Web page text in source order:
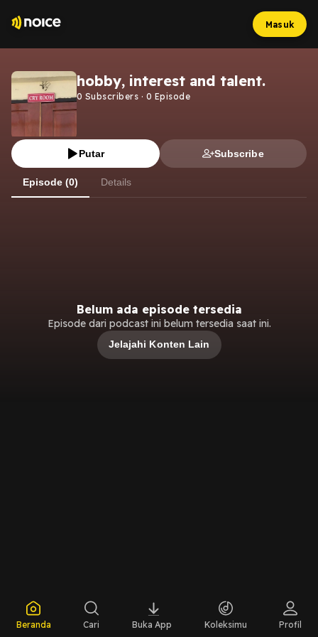
Masuk
hobby, interest and talent.
0 Subscribers · 0 Episode
Putar Subscribe
Episode (0) Details
Belum ada episode tersedia
Episode dari podcast ini belum tersedia saat ini.
Jelajahi Konten Lain
Beranda Cari Buka App Koleksimu Profil